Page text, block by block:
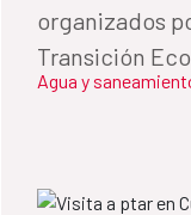
organizados
Transición
Agua y